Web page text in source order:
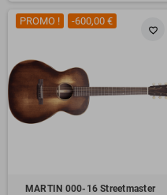
favorite_border
PROMO ! -600,00 €
MARTIN 000-16 Streetmaster